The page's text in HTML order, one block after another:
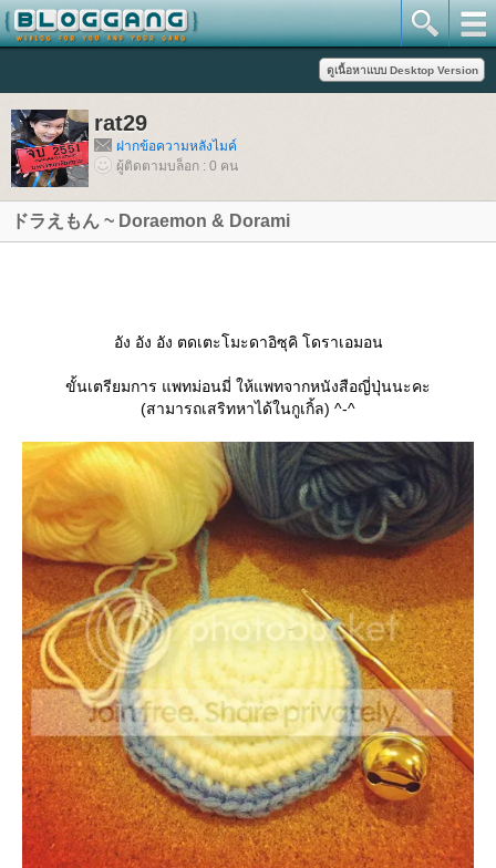
rat29
ฝากข้อความหลังไมค์
ผู้ติดตามบล็อก : 0 คน
ドラえもん ~ Doraemon & Dorami
อัง อัง อัง ตดเตะโมะดาอิซุคิ โดราเอมอน
ขั้นเตรียมการ แพทม่อนมี่ ให้แพทจากหนังสือญี่ปุ่นนะคะ
(สามารถเสริทหาได้ในกูเกิ้ล) ^-^